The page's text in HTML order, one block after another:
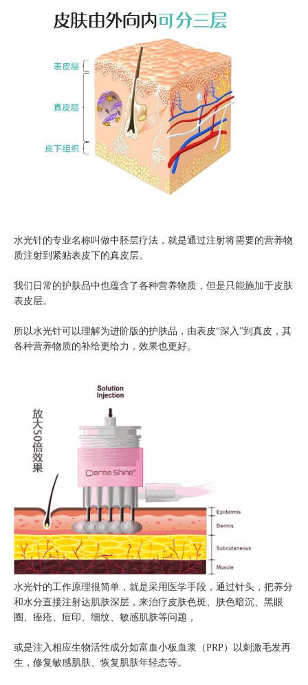
水光针的专业名称叫做中胚层疗法，就是通过注射将需要的营养物
质注射到紧贴表皮下的真皮层。
我们日常的护肤品中也蕴含了各种营养物质，但是只能施加于皮肤
表皮层。
所以水光针可以理解为进阶版的护肤品，由表皮“深入”到真皮，其
各种营养物质的补给更给力，效果也更好。
水光针的工作原理很简单，就是采用医学手段，通过针头，把养分
和水分直接注射达肌肤深层，来治疗皮肤色斑、肤色暗沉、黑眼
圈、痤疮、痘印、细纹、敏感肌肤等问题，
或是注入相应生物活性成分如富血小板血浆（PRP）以刺激毛发再
生，修复敏感肌肤、恢复肌肤年轻态等。